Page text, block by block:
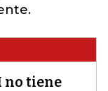
no tiene